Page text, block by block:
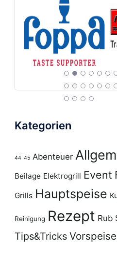
Kategorien
44 45 Abenteuer
Beilage Elektrogrill Event
Grills Hauptspeise
Reinigung Rezept Rub
Tips&Tricks Vorspeise